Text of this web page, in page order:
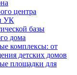
центра
УК
базы
дома
комплексы: от
детских домов
площадки для